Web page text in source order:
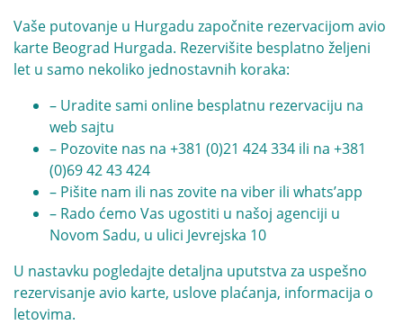
Vaše putovanje u Hurgadu započnite rezervacijom avio
karte Beograd Hurgada. Rezervišite besplatno željeni
let u samo nekoliko jednostavnih koraka:
– Uradite sami online besplatnu rezervaciju na
web sajtu
– Pozovite nas na +381 (0)21 424 334 ili na +381
(0)69 42 43 424
– Pišite nam ili nas zovite na viber ili whats’app
– Rado ćemo Vas ugostiti u našoj agenciji u
Novom Sadu, u ulici Jevrejska 10
U nastavku pogledajte detaljna uputstva za uspešno
rezervisanje avio karte, uslove plaćanja, informacija o
letovima.